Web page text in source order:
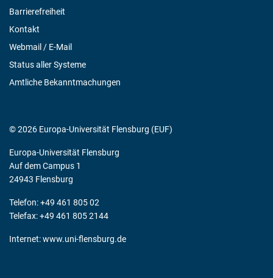
Barrierefreiheit
Kontakt
Webmail / E-Mail
Status aller Systeme
Amtliche Bekanntmachungen
© 2026 Europa-Universität Flensburg (EUF)
Europa-Universität Flensburg
Auf dem Campus 1
24943 Flensburg
Telefon: +49 461 805 02
Telefax: +49 461 805 2144
Internet:www.uni-flensburg.de